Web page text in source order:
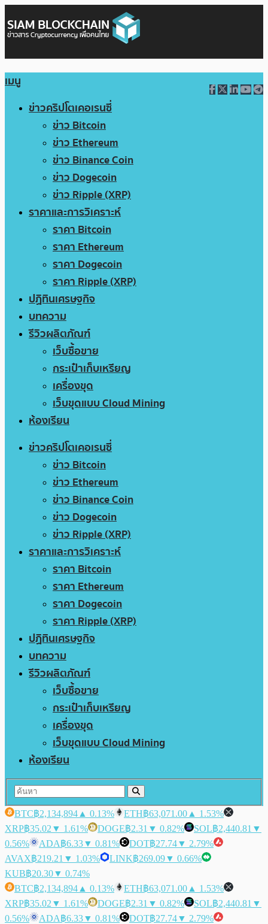
เมนู
ข่าวคริปโตเคอเรนซี่
ข่าว Bitcoin
ข่าว Ethereum
ข่าว Binance Coin
ข่าว Dogecoin
ข่าว Ripple (XRP)
ราคาและการวิเคราะห์
ราคา Bitcoin
ราคา Ethereum
ราคา Dogecoin
ราคา Ripple (XRP)
ปฏิทินเศรษฐกิจ
บทความ
รีวิวผลิตภัณฑ์
เว็บซื้อขาย
กระเป๋าเก็บเหรียญ
เครื่องขุด
เว็บขุดแบบ Cloud Mining
ห้องเรียน
ข่าวคริปโตเคอเรนซี่
ข่าว Bitcoin
ข่าว Ethereum
ข่าว Binance Coin
ข่าว Dogecoin
ข่าว Ripple (XRP)
ราคาและการวิเคราะห์
ราคา Bitcoin
ราคา Ethereum
ราคา Dogecoin
ราคา Ripple (XRP)
ปฏิทินเศรษฐกิจ
บทความ
รีวิวผลิตภัณฑ์
เว็บซื้อขาย
กระเป๋าเก็บเหรียญ
เครื่องขุด
เว็บขุดแบบ Cloud Mining
ห้องเรียน
BTC฿2,134,894 ▲ 0.13% ETH฿63,071.00 ▲ 1.53%
XRP฿35.02 ▼ 1.61% DOGE฿2.31 ▼ 0.82% SOL฿2,440.81 ▼
0.56%
ADA฿6.33▼ 0.81% DOT฿27.74▼ 2.79%
AVAX฿219.21 ▼ 1.03% LINK฿269.09▼ 0.66%
KUB฿20.30▼ 0.74%
BTC฿2,134,894 ▲ 0.13% ETH฿63,071.00 ▲ 1.53%
XRP฿35.02 ▼ 1.61% DOGE฿2.31 ▼ 0.82% SOL฿2,440.81 ▼
0.56%
ADA฿6.33▼ 0.81% DOT฿27.74▼ 2.79%